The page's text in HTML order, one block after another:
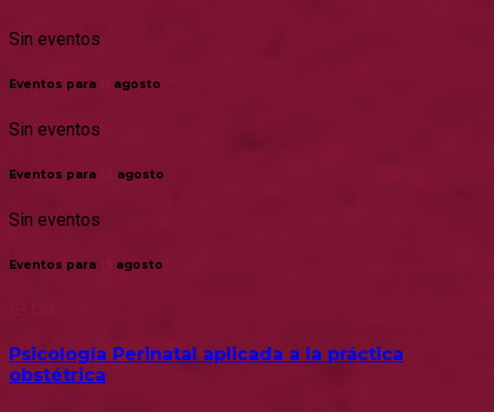
Sin eventos
Eventos para agosto
Sin eventos
Eventos para agosto
Sin eventos
Eventos para agosto
Psicología Perinatal aplicada a la práctica
obstétrica